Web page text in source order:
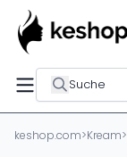
Suche
keshop.com>Kream>